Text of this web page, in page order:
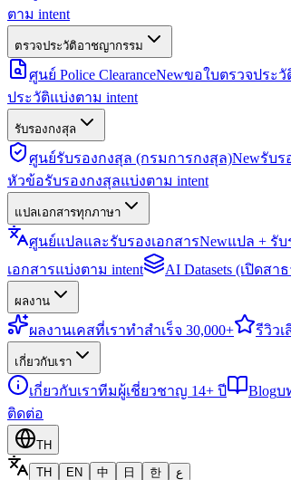
ตาม intent
ตรวจประวัติอาชญากรรม
ศูนย์ Police ClearanceNewขอใบตรวจประวั
ประวัติแบ่งตาม intent
รับรองกงสุล
ศูนย์รับรองกงสุล (กรมการกงสุล)Newรับร
หัวข้อรับรองกงสุลแบ่งตาม intent
แปลเอกสารทุกภาษา
ศูนย์แปลและรับรองเอกสารNewแปล + รับ
เอกสารแบ่งตาม intent
AI Datasets (เปิดสา
ผลงาน
ผลงานเคสที่เราทำสำเร็จ 30,000+ รีวิว
เกี่ยวกับเรา
เกี่ยวกับเราทีมผู้เชี่ยวชาญ 14+ ปี Blogบ
ติดต่อ
TH
TH
EN 中 日 한 ع